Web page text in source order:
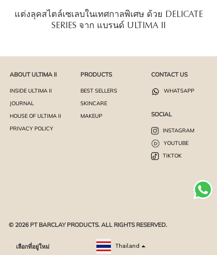
แต่งลุคสไตล์เซเลบในเทศกาลพิเศษ ด้วย DELICATE
SERIES จาก แบรนด์ ULTIMA II
ABOUT ULTIMA II
INSIDE ULTIMA II
JOURNAL
HOUSE OF ULTIMA II
PRIVACY POLICY
PRODUCTS
BEST SELLERS
SKINCARE
MAKEUP
CONTACT US
WHATSAPP
SOCIAL
INSTAGRAM
YOUTUBE
TIKTOK
© 2026 PT BARCLAY PRODUCTS. ALL RIGHTS RESERVED.
เลือกที่อยู่ใหม่ Thailand